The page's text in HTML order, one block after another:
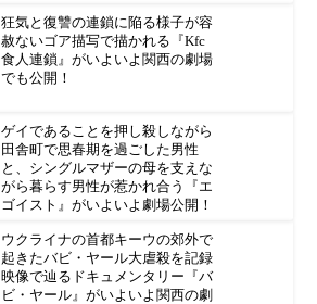
狂気と復讐の連鎖に陥る様子が容
赦ないゴア描写で描かれる『Kfc
食人連鎖』がいよいよ関西の劇場
でも公開！
ゲイであることを押し殺しながら
田舎町で思春期を過ごした男性
と、シングルマザーの母を支えな
がら暮らす男性が惹かれ合う『エ
ゴイスト』がいよいよ劇場公開！
ウクライナの首都キーウの郊外で
起きたバビ・ヤール大虐殺を記録
映像で辿るドキュメンタリー『バ
ビ・ヤール』がいよいよ関西の劇